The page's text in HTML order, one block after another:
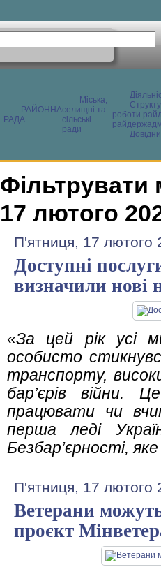
РАЙОННА
РАДА
Міська,
селищні та
сільські
ради
роботи
Фільтрувати
17 лютого
П'ятниця, 17 лютого
Доступні
визначили нові
«За цей рік усі
особисто
транспорту,
бар’єрів війни.
працювати чи
перша леді
Безбар’єрності,
П'ятниця, 17 лютого
Ветерани
проєкт